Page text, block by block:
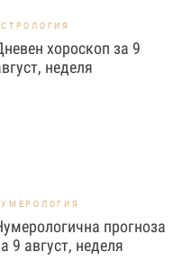
хороскоп за 9
неделя
прогноза
9 август, неделя